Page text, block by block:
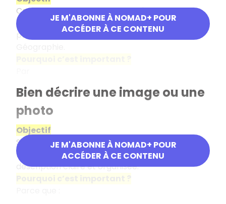
JE M'ABONNE À NOMAD+ POUR
ACCÉDER À CE CONTENU
Comprendre un graphique, repérer les
informations importantes et savoir les utiliser
pour répondre à une question d’Histoire-
JE M'ABONNE À NOMAD+ POUR
ACCÉDER À CE CONTENU
Bien décrire une image ou une
photo
Objectif
Savoir observer une image ou une photo, en
repérer les éléments importants et en faire une
description claire et organisée.